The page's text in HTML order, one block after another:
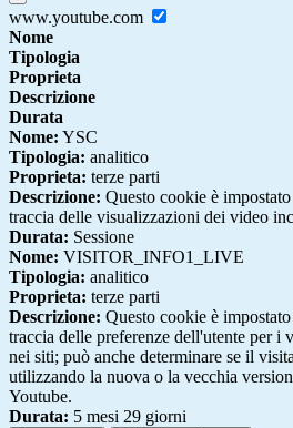
www.youtube.com
Nome
Tipologia
Proprieta
Descrizione
Durata
Nome: YSC
Tipologia: analitico
Proprieta: terze parti
Descrizione: Questo cookie è
traccia delle visualizzazioni dei video
Durata: Sessione
Nome: VISITOR_INFO1_LIVE
Tipologia: analitico
Proprieta: terze parti
Descrizione: Questo cookie è
traccia delle preferenze dell'utente per i
nei siti; può anche determinare se il
utilizzando la nuova o la vecchia
Youtube.
Durata: 5 mesi 29 giorni